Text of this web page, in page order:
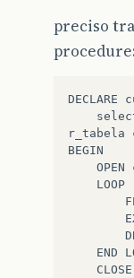
preciso
procedure:
DECLARE
r_tabela
BEGIN
OPEN
LOOP
END
CLOSE